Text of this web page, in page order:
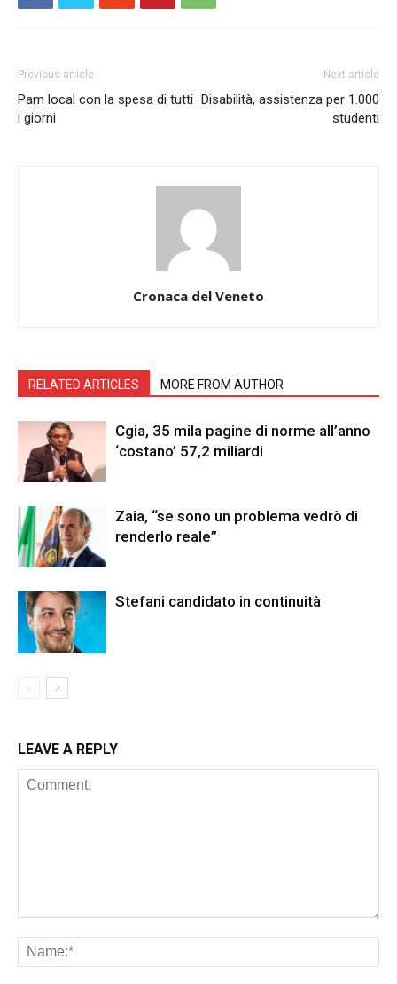
Previous article
Pam local con la spesa di tutti
i giorni
Next article
Disabilità, assistenza per 1.000
studenti
Cronaca del Veneto
RELATED ARTICLES MORE FROM AUTHOR
Cgia, 35 mila pagine di norme all’anno
‘costano’ 57,2 miliardi
Zaia, “se sono un problema vedrò di
renderlo reale”
Stefani candidato in continuità
LEAVE A REPLY